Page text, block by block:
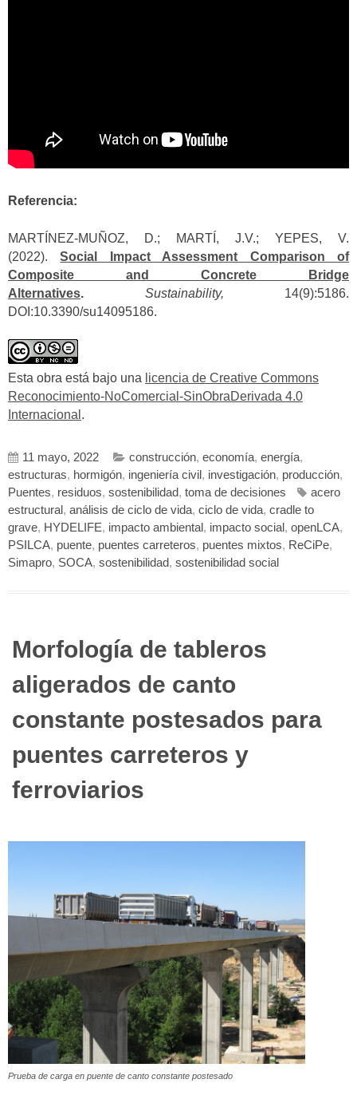
Referencia:
MARTÍNEZ-MUÑOZ, D.; MARTÍ, J.V.; YEPES, V.
(2022).Social Impact Assessment Comparison of
Composite and Concrete Bridge
Alternatives. Sustainability, 14(9):5186.
DOI:10.3390/su14095186.
Esta obra está bajo una licencia de Creative Commons
Reconocimiento-NoComercial-SinObraDerivada 4.0
Internacional .
11 mayo, 2022 construcción, economía, energía,
estructuras, hormigón, ingeniería civil, investigación, producción,
Puentes, residuos, sostenibilidad, toma de decisiones
acero
estructural, análisis de ciclo de vida, ciclo de vida, cradle to
grave, HYDELIFE, impacto ambiental, impacto social, openLCA,
PSILCA, puente, puentes carreteros, puentes mixtos, ReCiPe,
Simapro, SOCA, sostenibilidad, sostenibilidad social
Morfología de tableros
aligerados de canto
constante postesados para
puentes carreteros y
ferroviarios
Prueba de carga en puente de canto constante postesado